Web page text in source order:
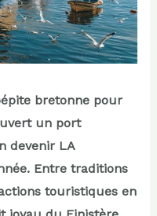
bretonne pour
un port
devenir LA
Entre traditions
touristiques en